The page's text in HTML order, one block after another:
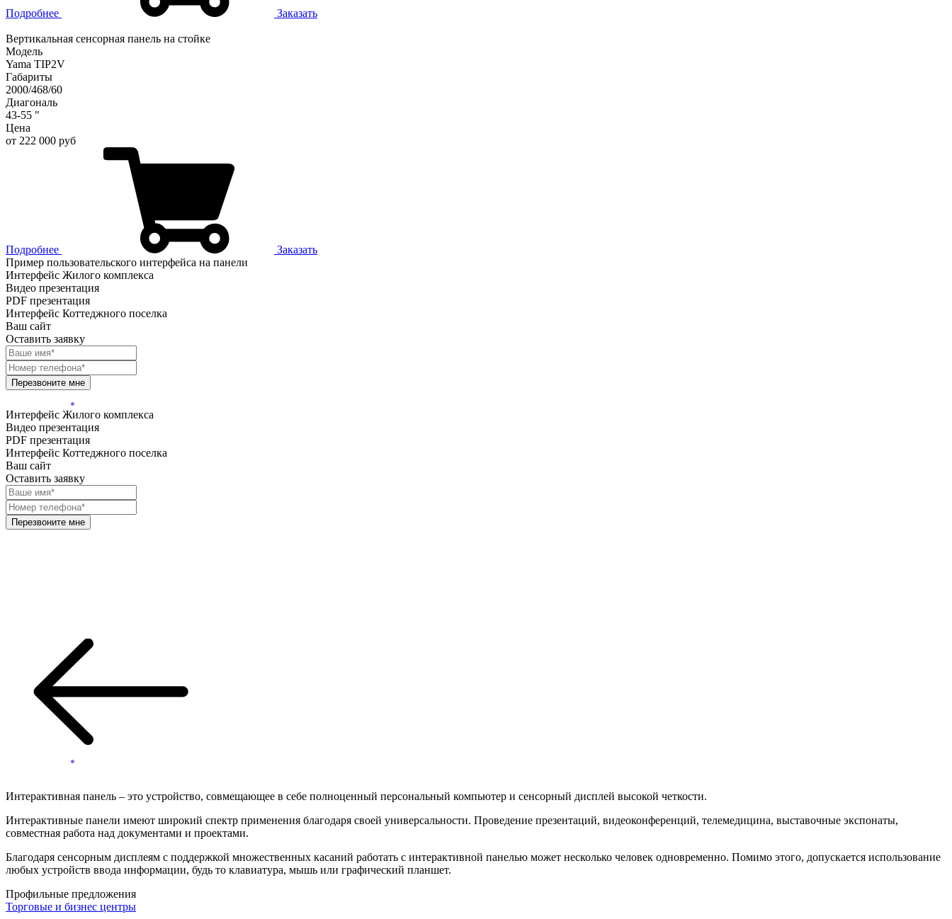
Подробнее Заказать
Вертикальная сенсорная панель на стойке
Модель
Yama TIP2V
Габариты
2000/468/60
Диагональ
43-55 "
Цена
от 222 000 руб
Подробнее
Заказать
Пример пользовательского интерфейса на панели
Интерфейс Жилого комплекса
Видео презентация
PDF презентация
Интерфейс Коттеджного поселка
Ваш сайт
Оставить заявку
Перезвоните мне
Интерфейс Жилого комплекса
Видео презентация
PDF презентация
Интерфейс Коттеджного поселка
Ваш сайт
Оставить заявку
Перезвоните мне
Интерактивная панель – это устройство, совмещающее в себе полноценный персональный компьютер и сенсорный дисплей высокой четкости.
Интерактивные панели имеют широкий спектр применения благодаря своей универсальности. Проведение презентаций, видеоконференций, телемедицина, выставочные экспонаты,
совместная работа над документами и проектами.
Благодаря сенсорным дисплеям с поддержкой множественных касаний работать с интерактивной панелью может несколько человек одновременно. Помимо этого, допускается использование
любых устройств ввода информации, будь то клавиатура, мышь или графический планшет.
Профильные предложения
Торговые и бизнес центры